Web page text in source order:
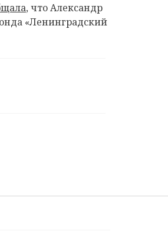
, что Александр
«Ленинградский